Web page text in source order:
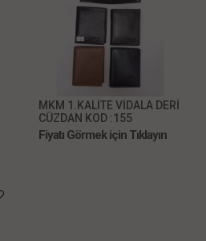
MKM 1.KALİTE VİDALA DERİ
CÜZDAN KOD :155
Fiyatı Görmek için Tıklayın